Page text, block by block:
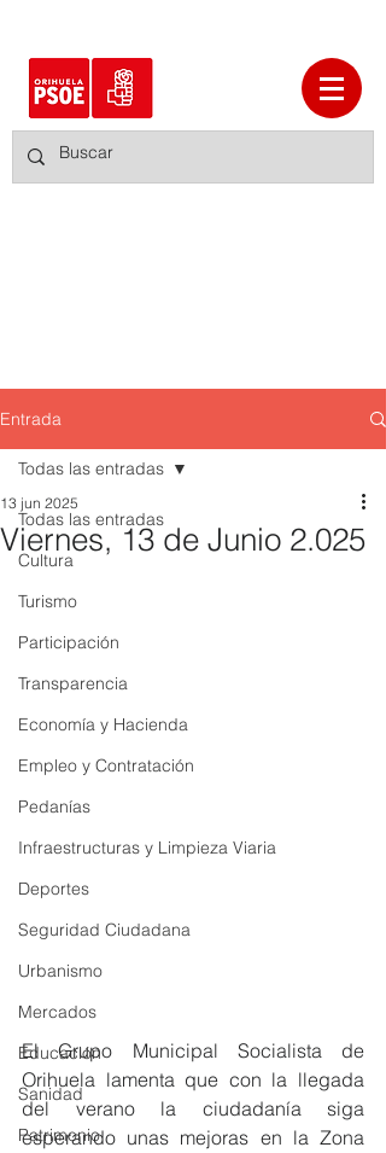
Entrada
Todas las entradas
Cultura
Turismo
Participación
Transparencia
Economía y Hacienda
Empleo y Contratación
Pedanías
Infraestructuras y Limpieza Viaria
Deportes
Seguridad Ciudadana
Urbanismo
Mercados
Educación
Sanidad
Patrimonio
Todas las entradas
Viernes, 13 de Junio 2.025
13 jun 2025
El Grupo Municipal Socialista de
Orihuela lamenta que con la llegada
del verano la ciudadanía siga
esperando unas mejoras en la Zona